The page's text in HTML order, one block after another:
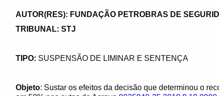
AUTOR(RES): FUNDAÇÃO PETROBRAS
TRIBUNAL: STJ
TIPO: SUSPENSÃO DE LIMINAR E SENTENÇA
Objeto: Sustar os efeitos da decisão que determinou o